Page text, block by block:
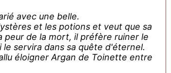
avec une belle.
et les potions et veut que sa
peur de la mort, il préfère ruiner le
servira dans sa quête d'éternel.
éloigner Argan de Toinette entre